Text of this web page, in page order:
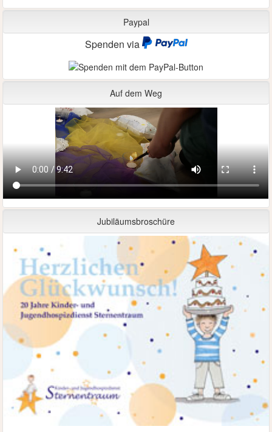
Paypal
Spenden via
Auf dem Weg
Jubiläumsbroschüre